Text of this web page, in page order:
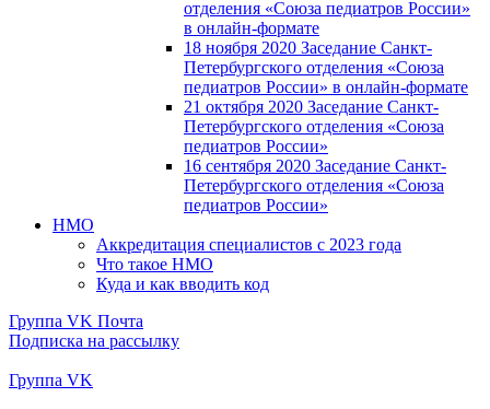
отделения «Союза педиатров России»
в онлайн-формате
18 ноября 2020 Заседание Санкт-
Петербургского отделения «Союза
педиатров России» в онлайн-формате
21 октября 2020 Заседание Санкт-
Петербургского отделения «Союза
педиатров России»
16 сентября 2020 Заседание Санкт-
Петербургского отделения «Союза
педиатров России»
НМО
Аккредитация специалистов с 2023 года
Что такое НМО
Куда и как вводить код
Группа VK Почта
Подписка на рассылку
Группа VK